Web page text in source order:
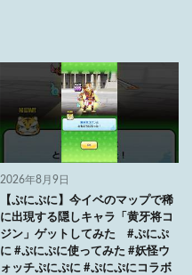
2026年8月9日
【ぷにぷに】今イベのマップで稀
に出現する隠しキャラ「黄牙将コ
ジン」ゲットしてみた #ぷにぷ
に #ぷにぷに使ってみた #妖怪ウ
ォッチぷにぷに #ぷにぷにコラボ